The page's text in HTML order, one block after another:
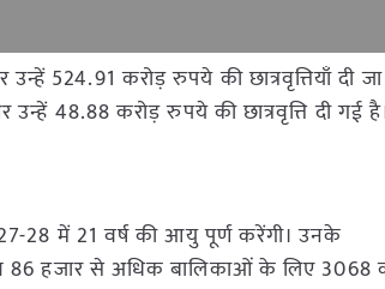
524.91 करोड़ रुपये की छात्रवृत्तियाँ दी
48.88 करोड़ रुपये की छात्रवृत्ति दी गई
28 में 21 वर्ष की आयु पूर्ण करेंगी। उनके
86 हजार से अधिक बालिकाओं के लिए 3068